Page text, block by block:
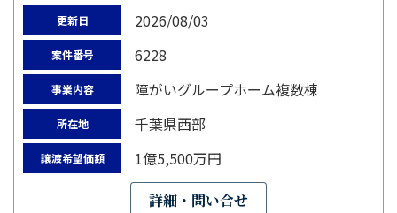
更新日 2026/08/03
案件番号 6228
事業内容 障がいグループホーム複数棟
所在地 千葉県西部
譲渡希望価額 1億5,500万円
詳細・問い合せ